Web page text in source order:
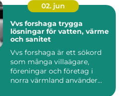
02. jun
Vvs forshaga trygga
lösningar för vatten, värme
och sanitet
Vvs forshaga är ett sökord
som många villaägare,
föreningar och företag i
norra värmland använder